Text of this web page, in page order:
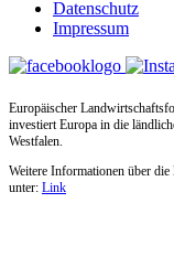
Datenschutz
Impressum
Europäischer
investiert Europa in die
Westfalen.
Weitere Informationen über
unter: Link